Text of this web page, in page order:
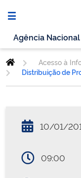
Agência
Acesso à
Distribuição de
10/01/
09:00